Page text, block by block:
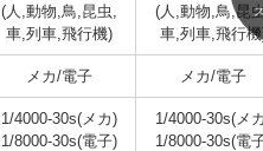
(人,動物,鳥,昆虫,
車,列車,飛行機)
(人,動物,鳥,昆
車,列車,飛行
メカ/電子 メカ/電子
1/4000-30s(メカ)
1/8000-30s(電子)
1/4000-30s(メ
1/8000-30s(電